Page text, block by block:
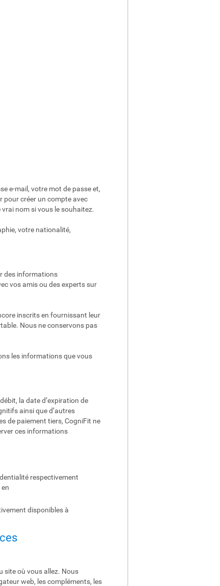
e-mail, votre mot de passe et,
pour créer un compte avec
nom si vous le souhaitez.
votre nationalité,
des informations
vos amis ou des experts sur
inscrits en fournissant leur
Nous ne conservons pas
les informations que vous
la date d’expiration de
ainsi que d’autres
de paiement tiers, CogniFit ne
ces informations
respectivement
en
disponibles à
site où vous allez. Nous
web, les compléments, les